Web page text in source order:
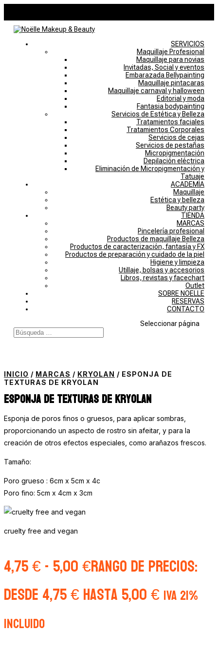
SERVICIOS
Maquillaje Profesional
Maquillaje para novias
Invitadas, Social y eventos
Embarazada Bellypainting
Maquillaje pintacaras
Maquillaje carnaval y halloween
Editorial y moda
Fantasia bodypainting
Servicios de Estética y Belleza
Tratamientos faciales
Tratamientos Corporales
Servicios de cejas
Servicios de pestañas
Micropigmentación
Depilación eléctrica
Eliminación de Micropigmentación y
Tatuaje
ACADEMIA
Maquillaje
Estética y belleza
Beauty party
TIENDA
MARCAS
Pincelería profesional
Productos de maquillaje Belleza
Productos de caracterización, fantasía y FX
Productos de preparación y cuidado de la piel
Higiene y limpieza
Utillaje, bolsas y accesorios
Libros, revistas y facechart
Outlet
SOBRE NOELLE
RESERVAS
CONTACTO
Seleccionar página
INICIO / MARCAS / KRYOLAN / ESPONJA DE
TEXTURAS DE KRYOLAN
Esponja de texturas de Kryolan
Esponja de poros finos o gruesos, para aplicar sombras,
proporcionando un aspecto de rostro sin afeitar, y para la
creación de otros efectos especiales, como arañazos frescos.
Tamaño:
Poro grueso : 6cm x 5cm x 4c
Poro fino: 5cm x 4cm x 3cm
cruelty free and vegan
4,75€-5,00€Rango de precios:
desde 4,75 € hasta 5,00 €IVA 21%
Incluido